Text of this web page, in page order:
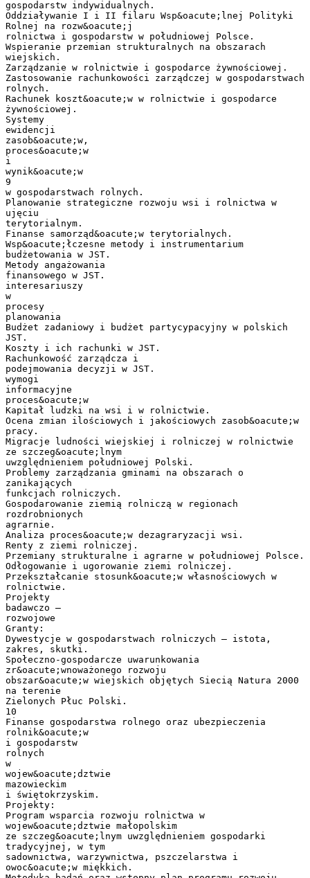
gospodarstw indywidualnych.
Oddziaływanie I i II filaru Wsp&oacute;lnej Polityki
Rolnej na rozw&oacute;j
rolnictwa i gospodarstw w południowej Polsce.
Wspieranie przemian strukturalnych na obszarach
wiejskich.
Zarządzanie w rolnictwie i gospodarce żywnościowej.
Zastosowanie rachunkowości zarządczej w gospodarstwach
rolnych.
Rachunek koszt&oacute;w w rolnictwie i gospodarce
żywnościowej.
Systemy
ewidencji
zasob&oacute;w,
proces&oacute;w
i
wynik&oacute;w
9
w gospodarstwach rolnych.
Planowanie strategiczne rozwoju wsi i rolnictwa w
ujęciu
terytorialnym.
Finanse samorząd&oacute;w terytorialnych.
Wsp&oacute;łczesne metody i instrumentarium
budżetowania w JST.
Metody angażowania
finansowego w JST.
interesariuszy
w
procesy
planowania
Budżet zadaniowy i budżet partycypacyjny w polskich
JST.
Koszty i ich rachunki w JST.
Rachunkowość zarządcza i
podejmowania decyzji w JST.
wymogi
informacyjne
proces&oacute;w
Kapitał ludzki na wsi i w rolnictwie.
Ocena zmian ilościowych i jakościowych zasob&oacute;w
pracy.
Migracje ludności wiejskiej i rolniczej w rolnictwie
ze szczeg&oacute;lnym
uwzględnieniem południowej Polski.
Problemy zarządzania gminami na obszarach o
zanikających
funkcjach rolniczych.
Gospodarowanie ziemią rolniczą w regionach
rozdrobnionych
agrarnie.
Analiza proces&oacute;w dezagraryzacji wsi.
Renty z ziemi rolniczej.
Przemiany strukturalne i agrarne w południowej Polsce.
Odłogowanie i ugorowanie ziemi rolniczej.
Przekształcanie stosunk&oacute;w własnościowych w
rolnictwie.
Projekty
badawczo –
rozwojowe
Granty:
Dywestycje w gospodarstwach rolniczych – istota,
zakres, skutki.
Społeczno-gospodarcze uwarunkowania
zr&oacute;wnoważonego rozwoju
obszar&oacute;w wiejskich objętych Siecią Natura 2000
na terenie
Zielonych Płuc Polski.
10
Finanse gospodarstwa rolnego oraz ubezpieczenia
rolnik&oacute;w
i gospodarstw
rolnych
w
wojew&oacute;dztwie
mazowieckim
i świętokrzyskim.
Projekty:
Program wsparcia rozwoju rolnictwa w
wojew&oacute;dztwie małopolskim
ze szczeg&oacute;lnym uwzględnieniem gospodarki
tradycyjnej, w tym
sadownictwa, warzywnictwa, pszczelarstwa i
owoc&oacute;w miękkich.